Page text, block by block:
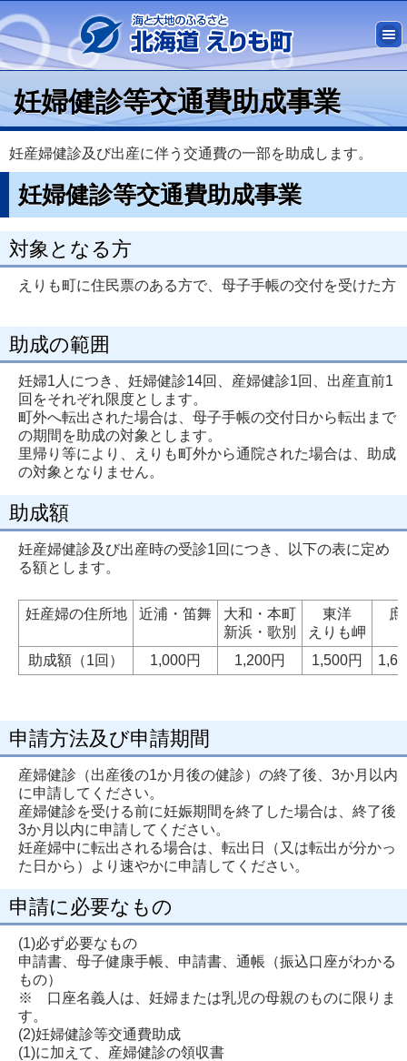
妊婦健診等交通費助成事業
妊産婦健診及び出産に伴う交通費の一部を助成します。
妊婦健診等交通費助成事業
対象となる方
えりも町に住民票のある方で、母子手帳の交付を受けた方
助成の範囲
妊婦1人につき、妊婦健診14回、産婦健診1回、出産直前1
回をそれぞれ限度とします。
町外へ転出された場合は、母子手帳の交付日から転出まで
の期間を助成の対象とします。
里帰り等により、えりも町外から通院された場合は、助成
の対象となりません。
助成額
妊産婦健診及び出産時の受診1回につき、以下の表に定め
る額とします。
妊産婦の住所地 近浦・笛舞
大和・本町
新浜・歌別
東洋
えりも岬
庶
助成額（1回） 1,000円 1,200円 1,500円
申請方法及び申請期間
産婦健診（出産後の1か月後の健診）の終了後、3か月以内
に申請してください。
産婦健診を受ける前に妊娠期間を終了した場合は、終了後
3か月以内に申請してください。
妊産婦中に転出される場合は、転出日（又は転出が分かっ
た日から）より速やかに申請してください。
申請に必要なもの
(1)必ず必要なもの
申請書、母子健康手帳、申請書、通帳（振込口座がわかる
もの）
※ 口座名義人は、妊婦または乳児の母親のものに限りま
す。
(2)妊婦健診等交通費助成
(1)に加えて、産婦健診の領収書